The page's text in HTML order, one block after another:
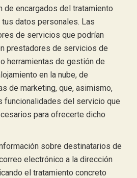
de encargados del tratamiento
datos personales. Las
de servicios que podrían
prestadores de servicios de
herramientas de gestión de
en la nube, de
de marketing, que, asimismo,
funcionalidades del servicio que
para ofrecerte dicho
sobre destinatarios de
electrónico a la dirección
el tratamiento concreto